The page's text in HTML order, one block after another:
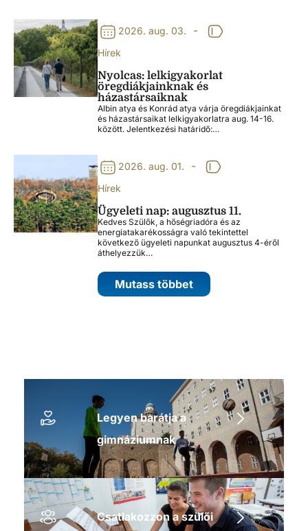
2026. aug. 03. -
Hírek
Nyolcas: lelkigyakorlat
öregdiákjainknak és
házastársaiknak
Albin atya és Konrád atya várja öregdiákjainkat
és házastársaikat lelkigyakorlatra aug. 14-16.
között. Jelentkezési határidő:…
2026. aug. 01. -
Hírek
Ügyeleti nap: augusztus 11.
Kedves Szülők, a hőségriadóra és az
energiatakarékosságra való tekintettel
következő ügyeleti napunkat augusztus 4-éről
áthelyezzük…
Mutass többet
Legyen barátja a
gimnáziumnak
Csatlakozzon a szülői